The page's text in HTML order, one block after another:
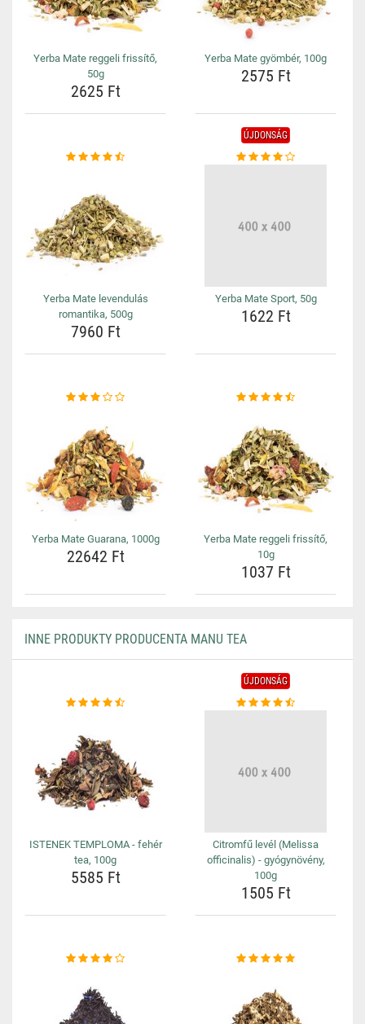
Yerba Mate reggeli frissítő,
50g
2625 Ft
Yerba Mate gyömbér, 100g
2575 Ft
Yerba Mate levendulás
romantika, 500g
7960 Ft
ÚJDONSÁG
Yerba Mate Sport, 50g
1622 Ft
Yerba Mate Guarana, 1000g
22642 Ft
Yerba Mate reggeli frissítő,
10g
1037 Ft
INNE PRODUKTY PRODUCENTA MANU TEA
ISTENEK TEMPLOMA - fehér
tea, 100g
5585 Ft
ÚJDONSÁG
Citromfű levél (Melissa
officinalis) - gyógynövény,
100g
1505 Ft